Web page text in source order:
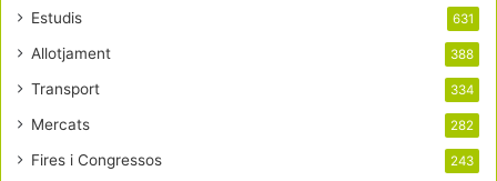
Estudis 631
Allotjament 388
Transport 334
Mercats 282
Fires i Congressos 243